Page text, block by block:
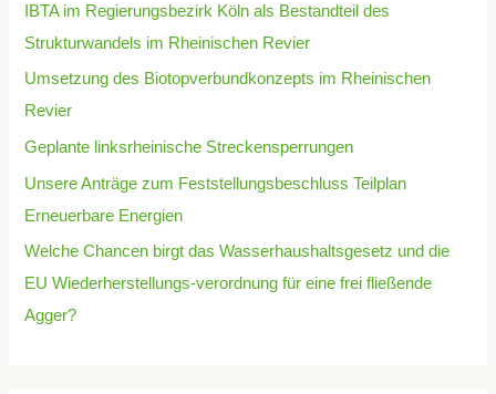
IBTA im Regierungsbezirk Köln als Bestandteil des
Strukturwandels im Rheinischen Revier
Umsetzung des Biotopverbundkonzepts im Rheinischen
Revier
Geplante linksrheinische Streckensperrungen
Unsere Anträge zum Feststellungsbeschluss Teilplan
Erneuerbare Energien
Welche Chancen birgt das Wasserhaushaltsgesetz und die
EU Wiederherstellungs-verordnung für eine frei fließende
Agger?